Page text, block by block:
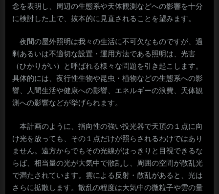
念を表明し、周辺の生態系や天体観測などへの影響を十分
に検討した上で、抜本的に見直されることを望みます。
夜間の屋外照明は我々の生活に不可欠なものですが、過
剰あるいは不適切な設置・運用方法である照明は、光害
（ひかりがい）と呼ばれる様々な問題を引き起こします。
具体的には、夜行性生物や昆虫・植物などの生態系への影
響、人間生活や健康への影響、エネルギーの浪費、天体観
測への影響などが挙げられます。
本計画のように、指向性の強い投光器で天頂の１点に向
け光を放っても、その１点だけが照らされるわけではあり
ません。遠方からでもその光線がはっきりと目視できるな
らば、相当量の光が大気中で散乱し、周囲の空間が散乱光
で満たされています。雲による反射・散乱があると、光は
さらに拡散します。散乱の程度は大気中の微粒子や雲の量